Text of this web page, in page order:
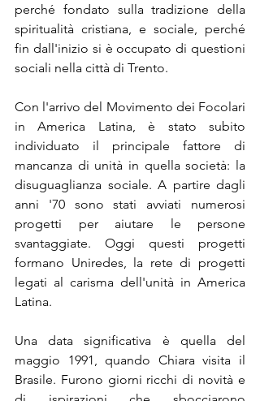
perché fondato sulla tradizione della
spiritualità cristiana, e sociale, perché
fin dall'inizio si è occupato di questioni
sociali nella città di Trento.
Con l'arrivo del Movimento dei Focolari
in America Latina, è stato subito
individuato il principale fattore di
mancanza di unità in quella società: la
disuguaglianza sociale. A partire dagli
anni '70 sono stati avviati numerosi
progetti per aiutare le persone
svantaggiate. Oggi questi progetti
formano Uniredes, la rete di progetti
legati al carisma dell'unità in America
Latina.
Una data significativa è quella del
maggio 1991, quando Chiara visita il
Brasile. Furono giorni ricchi di novità e